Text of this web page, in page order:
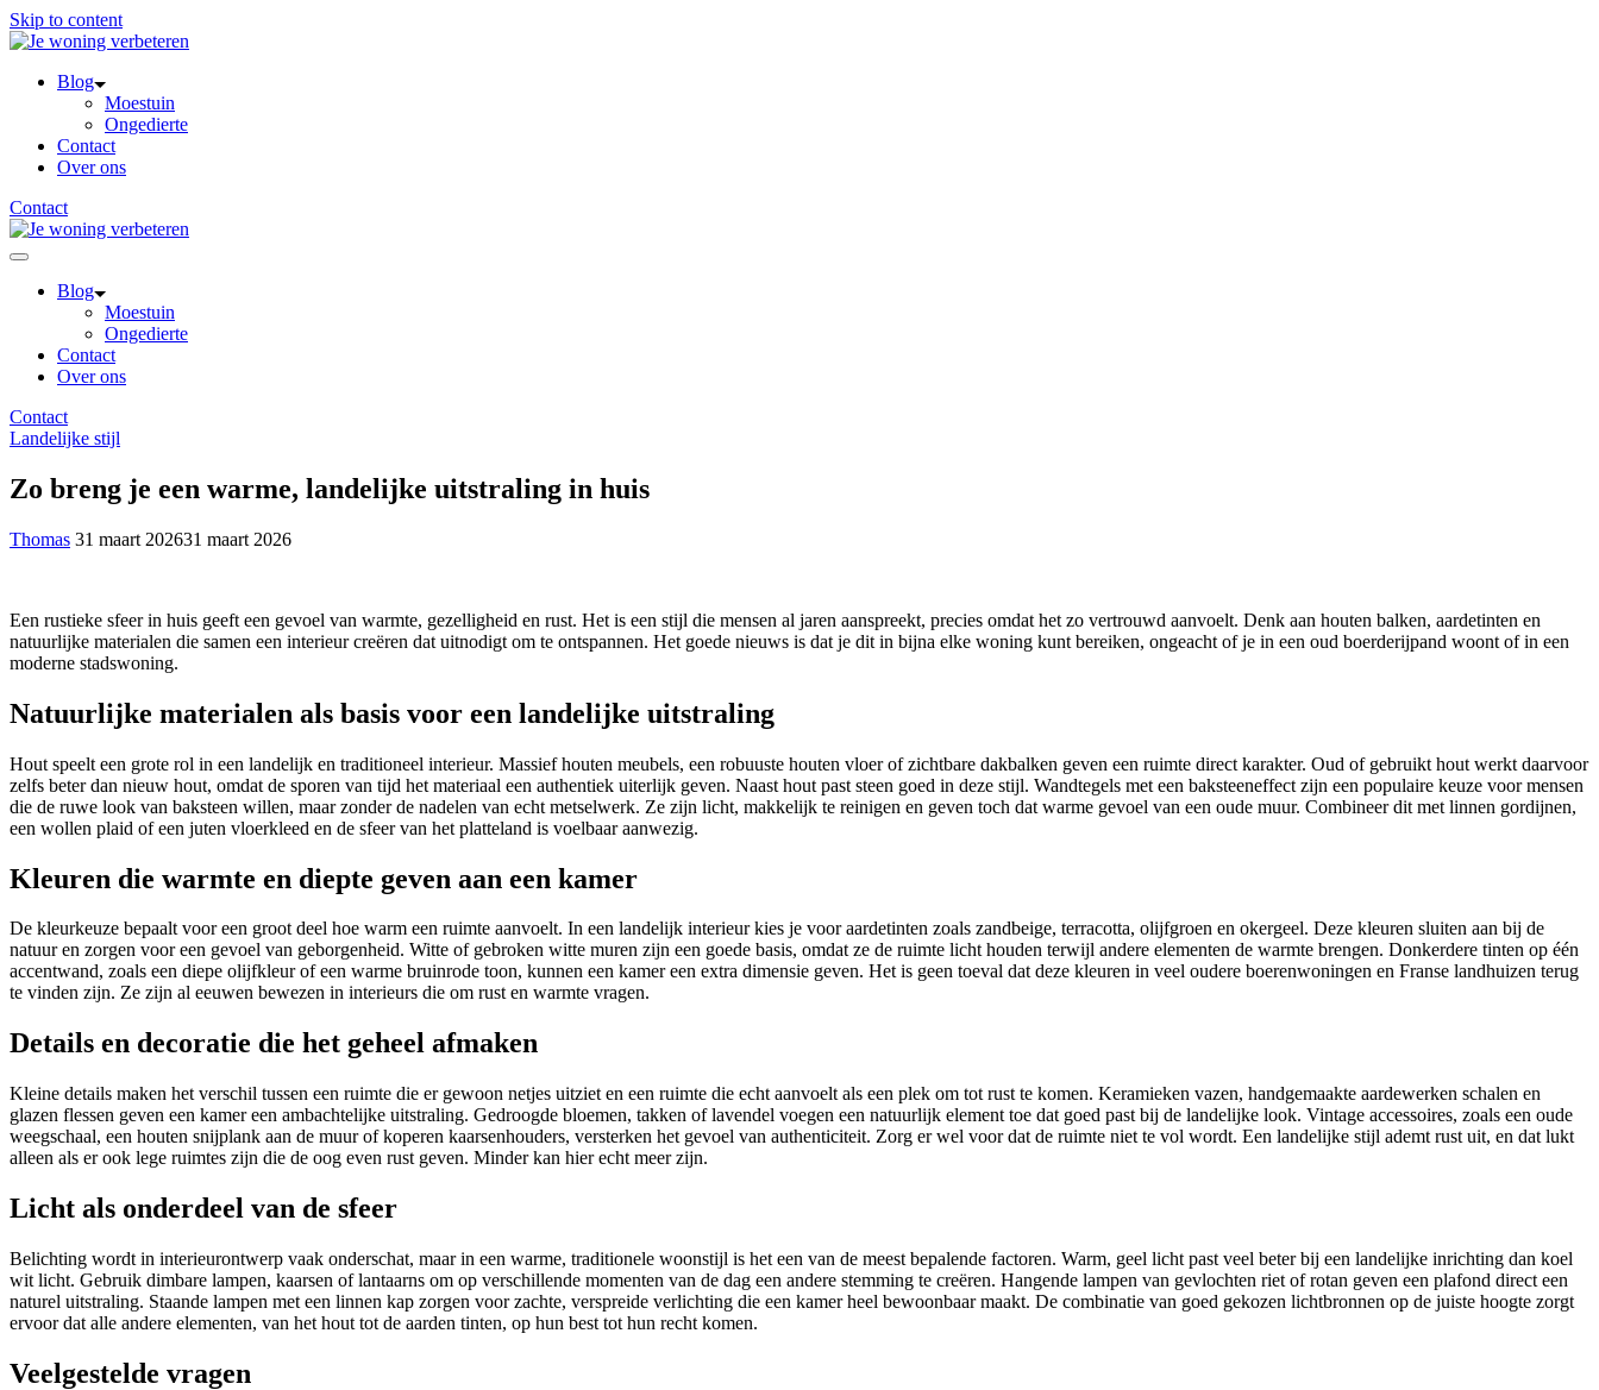
Skip to content
Blog
Moestuin
Ongedierte
Contact
Over ons
Contact
Blog
Moestuin
Ongedierte
Contact
Over ons
Contact
Landelijke stijl
Zo breng je een warme, landelijke uitstraling in huis
Thomas 31 maart 202631 maart 2026
Een rustieke sfeer in huis geeft een gevoel van warmte, gezelligheid en rust. Het is een stijl die mensen al jaren aanspreekt, precies omdat het zo vertrouwd aanvoelt. Denk aan houten balken, aardetinten en
natuurlijke materialen die samen een interieur creëren dat uitnodigt om te ontspannen. Het goede nieuws is dat je dit in bijna elke woning kunt bereiken, ongeacht of je in een oud boerderijpand woont of in een
moderne stadswoning.
Natuurlijke materialen als basis voor een landelijke uitstraling
Hout speelt een grote rol in een landelijk en traditioneel interieur. Massief houten meubels, een robuuste houten vloer of zichtbare dakbalken geven een ruimte direct karakter. Oud of gebruikt hout werkt daarvoor
zelfs beter dan nieuw hout, omdat de sporen van tijd het materiaal een authentiek uiterlijk geven. Naast hout past steen goed in deze stijl. Wandtegels met een baksteeneffect zijn een populaire keuze voor mensen
die de ruwe look van baksteen willen, maar zonder de nadelen van echt metselwerk. Ze zijn licht, makkelijk te reinigen en geven toch dat warme gevoel van een oude muur. Combineer dit met linnen gordijnen,
een wollen plaid of een juten vloerkleed en de sfeer van het platteland is voelbaar aanwezig.
Kleuren die warmte en diepte geven aan een kamer
De kleurkeuze bepaalt voor een groot deel hoe warm een ruimte aanvoelt. In een landelijk interieur kies je voor aardetinten zoals zandbeige, terracotta, olijfgroen en okergeel. Deze kleuren sluiten aan bij de
natuur en zorgen voor een gevoel van geborgenheid. Witte of gebroken witte muren zijn een goede basis, omdat ze de ruimte licht houden terwijl andere elementen de warmte brengen. Donkerdere tinten op één
accentwand, zoals een diepe olijfkleur of een warme bruinrode toon, kunnen een kamer een extra dimensie geven. Het is geen toeval dat deze kleuren in veel oudere boerenwoningen en Franse landhuizen terug
te vinden zijn. Ze zijn al eeuwen bewezen in interieurs die om rust en warmte vragen.
Details en decoratie die het geheel afmaken
Kleine details maken het verschil tussen een ruimte die er gewoon netjes uitziet en een ruimte die echt aanvoelt als een plek om tot rust te komen. Keramieken vazen, handgemaakte aardewerken schalen en
glazen flessen geven een kamer een ambachtelijke uitstraling. Gedroogde bloemen, takken of lavendel voegen een natuurlijk element toe dat goed past bij de landelijke look. Vintage accessoires, zoals een oude
weegschaal, een houten snijplank aan de muur of koperen kaarsenhouders, versterken het gevoel van authenticiteit. Zorg er wel voor dat de ruimte niet te vol wordt. Een landelijke stijl ademt rust uit, en dat lukt
alleen als er ook lege ruimtes zijn die de oog even rust geven. Minder kan hier echt meer zijn.
Licht als onderdeel van de sfeer
Belichting wordt in interieurontwerp vaak onderschat, maar in een warme, traditionele woonstijl is het een van de meest bepalende factoren. Warm, geel licht past veel beter bij een landelijke inrichting dan koel
wit licht. Gebruik dimbare lampen, kaarsen of lantaarns om op verschillende momenten van de dag een andere stemming te creëren. Hangende lampen van gevlochten riet of rotan geven een plafond direct een
naturel uitstraling. Staande lampen met een linnen kap zorgen voor zachte, verspreide verlichting die een kamer heel bewoonbaar maakt. De combinatie van goed gekozen lichtbronnen op de juiste hoogte zorgt
ervoor dat alle andere elementen, van het hout tot de aarden tinten, op hun best tot hun recht komen.
Veelgestelde vragen